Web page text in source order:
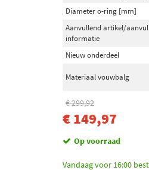
Diameter o-ring [mm]
Aanvullend artikel/
informatie
Nieuw onderdeel
Materiaal vouwbalg
€ 299,92
€ 149,97
Op voorraad
Vandaag voor 16:00